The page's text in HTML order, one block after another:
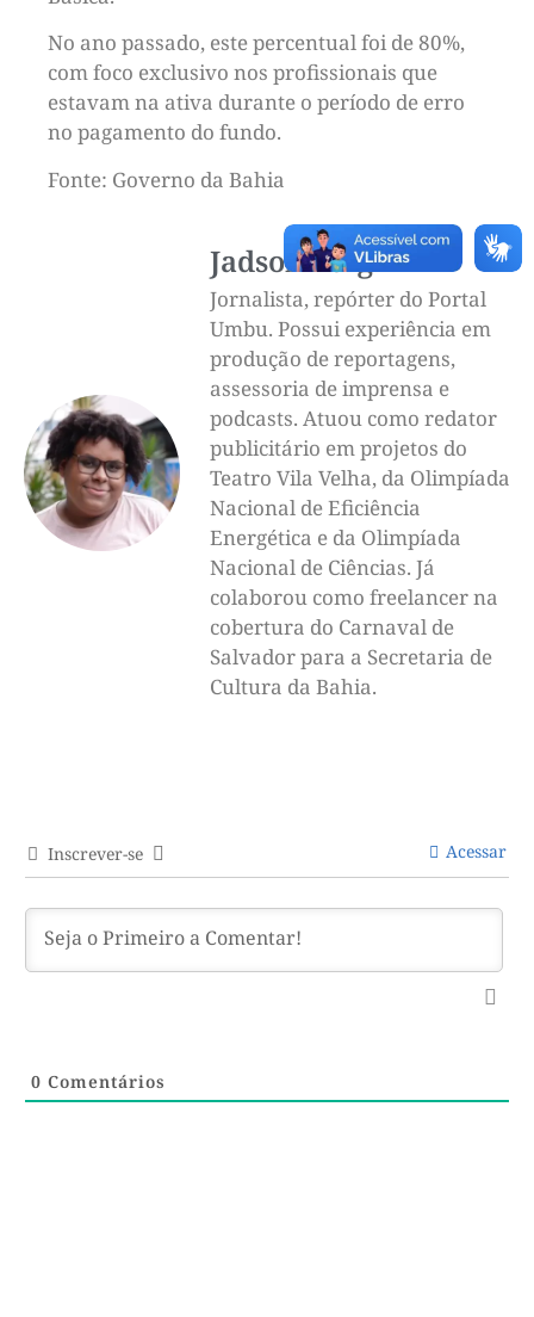
No ano passado, este percentual foi de 80%,
com foco exclusivo nos profissionais que
estavam na ativa durante o período de erro
no pagamento do fundo.
Fonte: Governo da Bahia
Jadson Luigi
Jornalista, repórter do Portal
Umbu. Possui experiência em
produção de reportagens,
assessoria de imprensa e
podcasts. Atuou como redator
publicitário em projetos do
Teatro Vila Velha, da Olimpíada
Nacional de Eficiência
Energética e da Olimpíada
Nacional de Ciências. Já
colaborou como freelancer na
cobertura do Carnaval de
Salvador para a Secretaria de
Cultura da Bahia.
Inscrever-se Acessar
0 Comentários